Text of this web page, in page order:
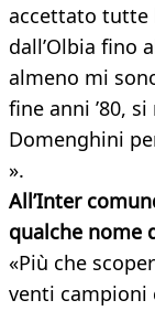
accettato tutte
dall’Olbia fino
almeno mi
fine anni ’80,
Domenghini
».
All’Inter
qualche nome
«Più che
venti campioni